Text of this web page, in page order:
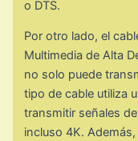
o DTS.
Por otro lado, el
Multimedia de Alta
no solo puede
tipo de cable utiliza
transmitir señales
incluso 4K.